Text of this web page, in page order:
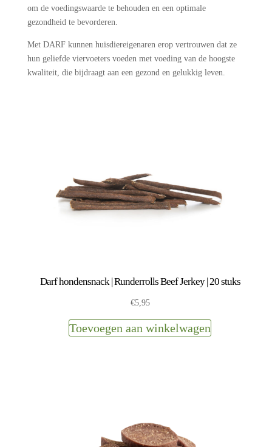
om de voedingswaarde te behouden en een optimale
gezondheid te bevorderen.
Met DARF kunnen huisdiereigenaren erop vertrouwen dat ze
hun geliefde viervoeters voeden met voeding van de hoogste
kwaliteit, die bijdraagt aan een gezond en gelukkig leven.
Darf hondensnack | Runderrolls Beef Jerkey | 20 stuks
€5,95
Toevoegen aan winkelwagen